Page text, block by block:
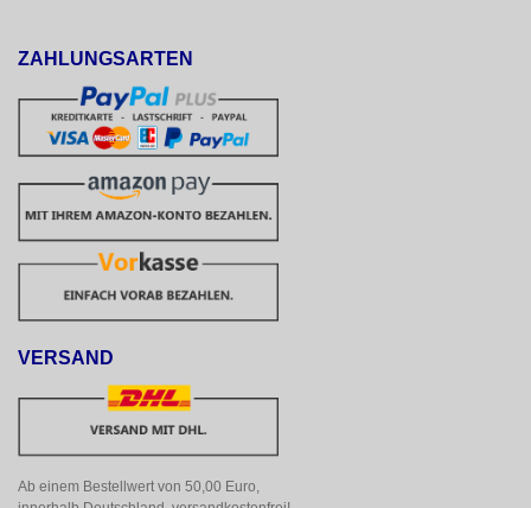
ZAHLUNGSARTEN
VERSAND
Ab einem Bestellwert von 50,00 Euro,